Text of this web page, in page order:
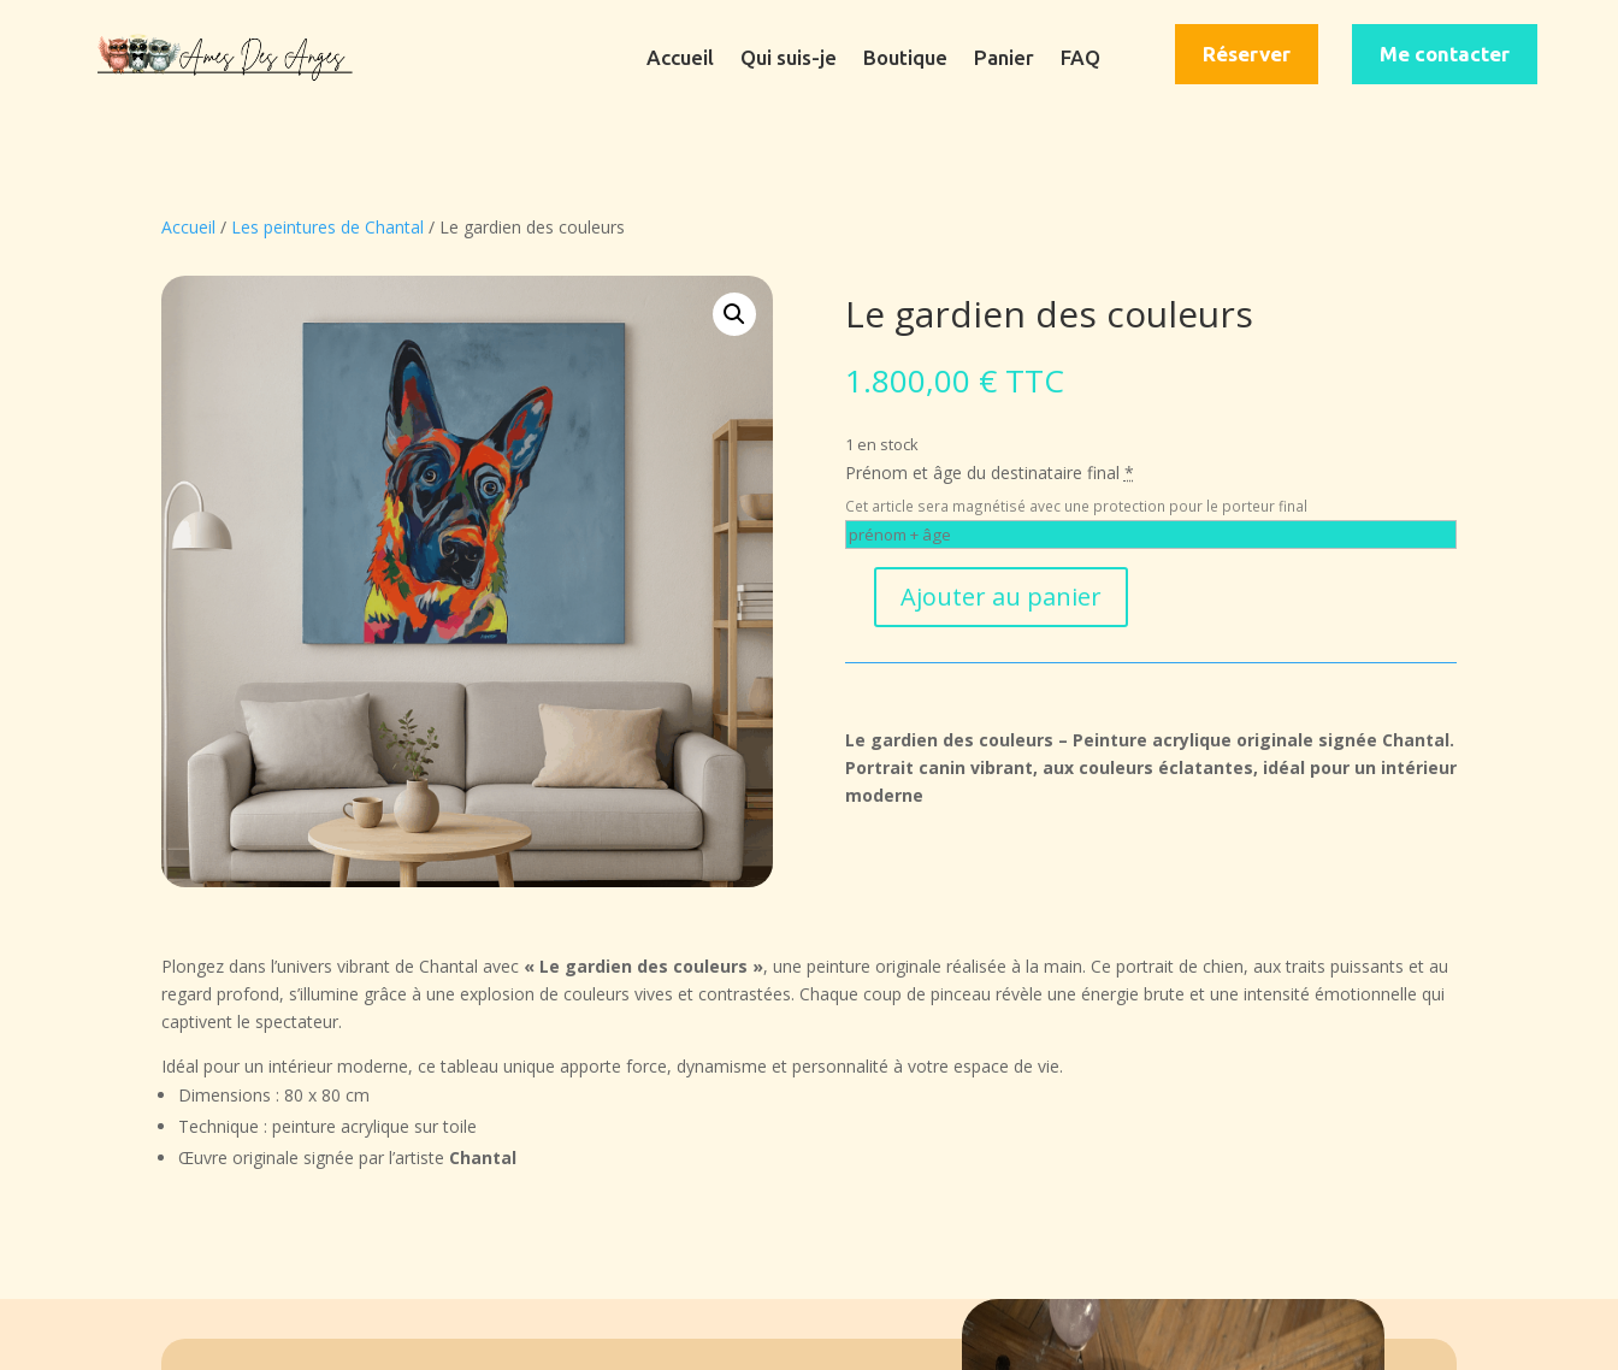
Accueil Qui suis-je Boutique Panier FAQ Réserver Me contacter
Accueil / Les peintures de Chantal / Le gardien des couleurs
Le gardien des couleurs
1.800,00 € TTC
1 en stock
Prénom et âge du destinataire final *
Cet article sera magnétisé avec une protection pour le porteur final
quantité
Le
couleurs
Ajouter au panier
Le gardien des couleurs – Peinture acrylique originale signée Chantal.
Portrait canin vibrant, aux couleurs éclatantes, idéal pour un intérieur
moderne
Plongez dans l’univers vibrant de Chantal avec « Le gardien des couleurs », une peinture originale réalisée à la main. Ce portrait de chien, aux traits puissants et au
regard profond, s’illumine grâce à une explosion de couleurs vives et contrastées. Chaque coup de pinceau révèle une énergie brute et une intensité émotionnelle qui
captivent le spectateur.
Idéal pour un intérieur moderne, ce tableau unique apporte force, dynamisme et personnalité à votre espace de vie.
Dimensions : 80 x 80 cm
Technique : peinture acrylique sur toile
Œuvre originale signée par l’artiste Chantal